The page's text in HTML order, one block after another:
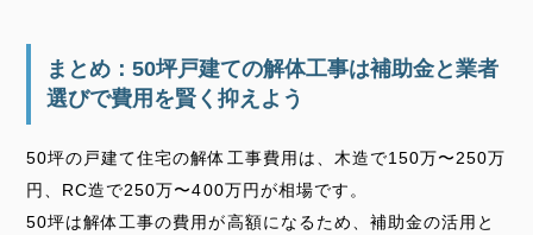
まとめ：50坪戸建ての解体工事は補助金と業者
選びで費用を賢く抑えよう
50坪の戸建て住宅の解体工事費用は、木造で150万〜250万
円、RC造で250万〜400万円が相場です。
50坪は解体工事の費用が高額になるため、補助金の活用と